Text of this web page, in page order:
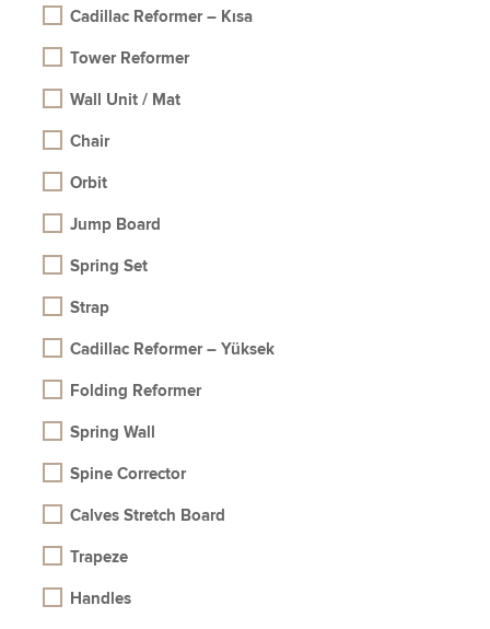
Cadillac Reformer – Kısa
Tower Reformer
Wall Unit / Mat
Chair
Orbit
Jump Board
Spring Set
Strap
Cadillac Reformer – Yüksek
Folding Reformer
Spring Wall
Spine Corrector
Calves Stretch Board
Trapeze
Handles